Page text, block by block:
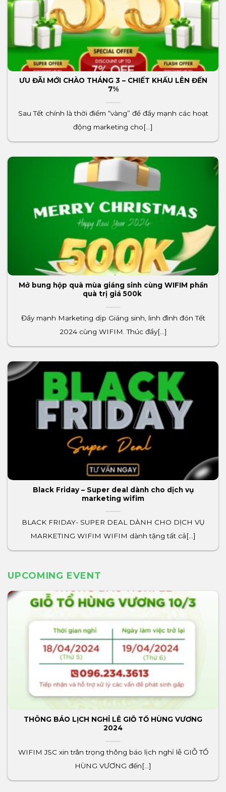
ƯU ĐÃI MỚI CHÀO THÁNG 3 – CHIẾT KHẤU LÊN ĐẾN
7%
Sau Tết chính là thời điểm “vàng” để đẩy mạnh các hoạt
động marketing cho[...]
Mở bung hộp quà mùa giáng sinh cùng WIFIM phần
quà trị giá 500k
Đẩy mạnh Marketing dịp Giáng sinh, linh đình đón Tết
2024 cùng WIFIM. Thúc đẩy[...]
Black Friday – Super deal dành cho dịch vụ
marketing wifim
BLACK FRIDAY- SUPER DEAL DÀNH CHO DỊCH VỤ
MARKETING WIFIM WIFIM dành tặng tất cả[...]
UPCOMING EVENT
THÔNG BÁO LỊCH NGHỈ LỄ GIỖ TỔ HÙNG VƯƠNG
2024
WIFIM JSC xin trân trọng thông báo lịch nghỉ lễ GIỖ TỔ
HÙNG VƯƠNG đến[...]